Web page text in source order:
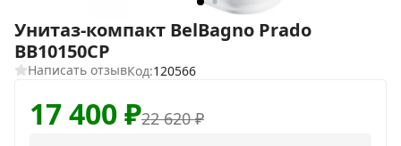
Унитаз-компакт BelBagno Prado
BB10150CP
Написать отзывКод:120566
22 620₽
17 400₽